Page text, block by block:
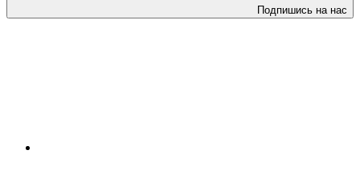
Подпишись на нас